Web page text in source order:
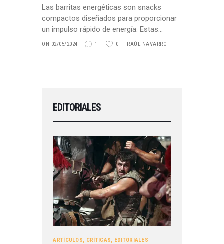
Las barritas energéticas son snacks
compactos diseñados para proporcionar
un impulso rápido de energía. Estas…
ON 02/05/2024 1 0 RAÚL NAVARRO
EDITORIALES
ARTÍCULOS, CRÍTICAS, EDITORIALES